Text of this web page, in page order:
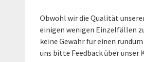
Obwohl wir die Qualität
einigen wenigen Einzelfällen
keine Gewähr für einen
uns bitte Feedback über